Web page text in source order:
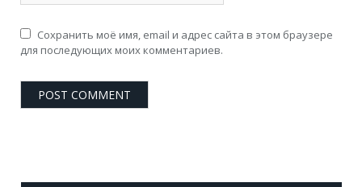
Сохранить моё имя, email и адрес сайта в этом браузере
для последующих моих комментариев.